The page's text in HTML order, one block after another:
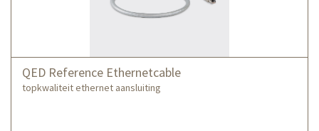
QED Reference Ethernetcable
topkwaliteit ethernet aansluiting